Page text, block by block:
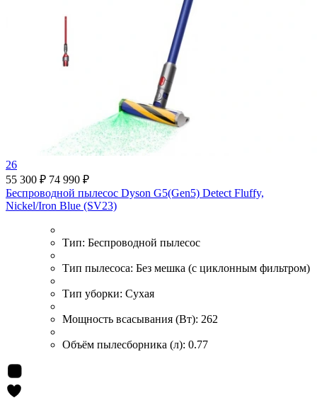
26
55 300 ₽ 74 990 ₽
Беспроводной пылесос Dyson G5(Gen5) Detect Fluffy,
Nickel/Iron Blue (SV23)
Тип: Беспроводной пылесос
Тип пылесоса: Без мешка (с циклонным фильтром)
Тип уборки: Сухая
Мощность всасывания (Вт): 262
Объём пылесборника (л): 0.77